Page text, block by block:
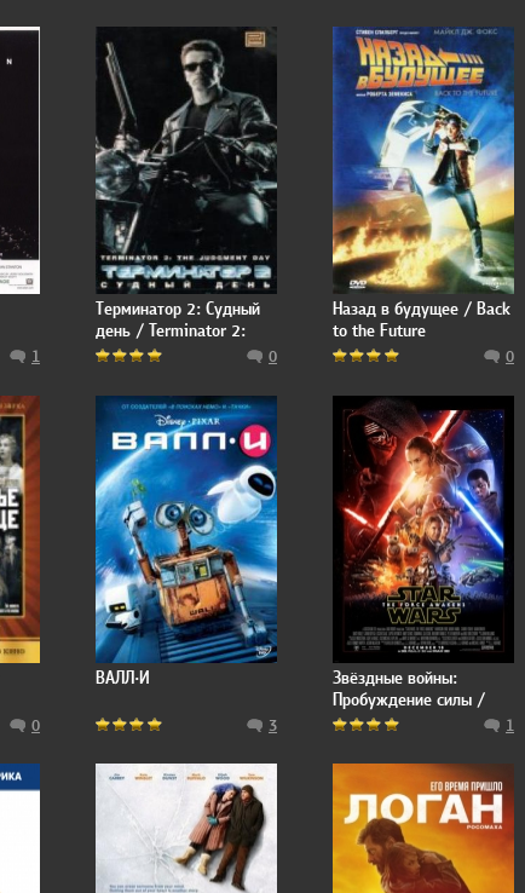
1
Терминатор 2: Судный
день / Terminator 2:
Judgment Day
0
Назад в будущее / Back
to the Future
0
0
ВАЛЛ·И
3
Звёздные войны:
Пробуждение силы /
Star Wars: Episode VII - 1